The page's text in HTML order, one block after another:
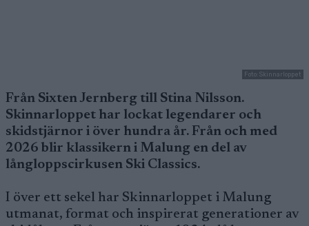
Foto: Skinnarloppet
Från Sixten Jernberg till Stina Nilsson.
Skinnarloppet har lockat legendarer och
skidstjärnor i över hundra år. Från och med
2026 blir klassikern i Malung en del av
långloppscirkusen Ski Classics.
I över ett sekel har Skinnarloppet i Malung
utmanat, format och inspirerat generationer av